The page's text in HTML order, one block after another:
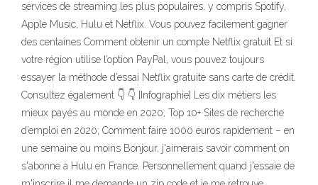
services de streaming les plus populaires, y compris Spotify,
Apple Music, Hulu et Netflix. Vous pouvez facilement gagner
des centaines Comment obtenir un compte Netflix gratuit Et si
votre région utilise l’option PayPal, vous pouvez toujours
essayer la méthode d’essai Netflix gratuite sans carte de crédit.
Consultez également 👇 👇 [Infographie] Les dix métiers les
mieux payés au monde en 2020; Top 10+ Sites de recherche
d’emploi en 2020; Comment faire 1000 euros rapidement – en
une semaine ou moins Bonjour, j'aimerais savoir comment on
s'abonne à Hulu en France. Personnellement quand j'essaie de